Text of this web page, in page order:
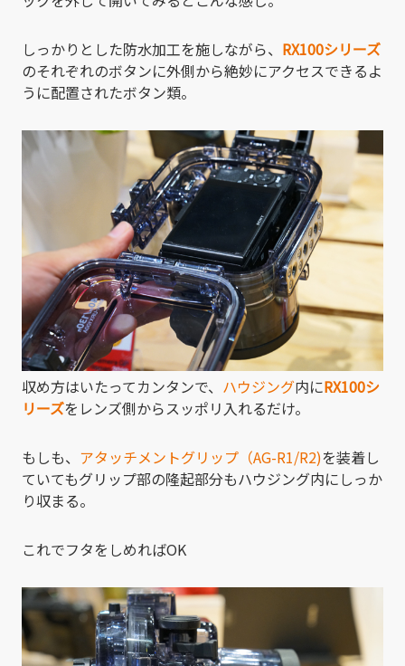
しっかりとした防水加工を施しながら、 RX100シリーズ
のそれぞれのボタンに外側から絶妙にアクセスできるよ
うに配置されたボタン類。
収め方はいたってカンタンで、 ハウジング内にRX100シ
リーズをレンズ側からスッポリ入れるだけ。
もしも、 アタッチメントグリップ（AG-R1/R2)を装着し
ていてもグリップ部の隆起部分もハウジング内にしっか
り収まる。
これでフタをしめればOK